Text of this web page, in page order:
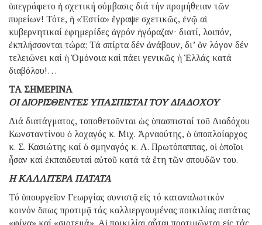
ὑπεγράφετο ἡ σχετική σύμβασις διά τήν προμήθειαν τῶν
πυρείων! Τότε, ἡ «Ἑστία» ἔγραψε σχετικῶς, ἐνῷ αἱ
κυβερνητικαί ἐφημερίδες ἀγρόν ἠγόραζαν· διατί, λοιπόν,
ἐκπλήσσονται τώρα; Τά σπίρτα δέν ἀνάβουν, δι’ ὅν λόγον δέν
τελειώνει καί ἡ Ὁμόνοια καί πάει γενικῶς ἡ Ἑλλάς κατά
διαβόλου!…
ΤΑ ΣΗΜΕΡΙΝΑ
ΟΙ ΔΙΟΡΙΣΘΕΝΤΕΣ ΥΠΑΣΠΙΣΤΑΙ ΤΟΥ ΔΙΑΔΟΧΟΥ
Διά διατάγματος, τοποθετοῦνται ὡς ὑπασπισταί τοῦ Διαδόχου
Κωνσταντίνου ὁ λοχαγός κ. Μιχ. Ἀρναούτης, ὁ ὑποπλοίαρχος
κ. Σ. Κασιώτης καί ὁ σμηναγός κ. Λ. Πρωτόπαππας, οἱ ὁποῖοι
ἦσαν καί ἐκπαιδευταί αὐτοῦ κατά τά ἔτη τῶν σπουδῶν του.
Η ΚΑΛΛΙΤΕΡΑ ΠΑΤΑΤΑ
Τό ὑπουργεῖον Γεωργίας συνιστᾷ εἰς τό καταναλωτικόν
κοινόν ὅπως προτιμᾷ τάς καλλιεργουμένας ποικιλίας πατάτας
«φίνα» καί «σιρτεμά». Αἱ ποικιλίαι αὗται προτιμῶνται εἰς τάς